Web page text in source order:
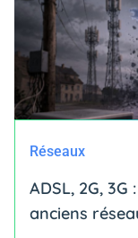
Réseaux
ADSL, 2G,
anciens